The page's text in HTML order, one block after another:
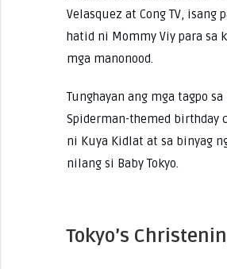
Velasquez at Cong TV, isang
hatid ni Mommy Viy para sa
mga manonood.
Tunghayan ang mga tagpo sa
Spiderman-themed birthday
ni Kuya Kidlat at sa binyag
nilang si Baby Tokyo.
Tokyo’s